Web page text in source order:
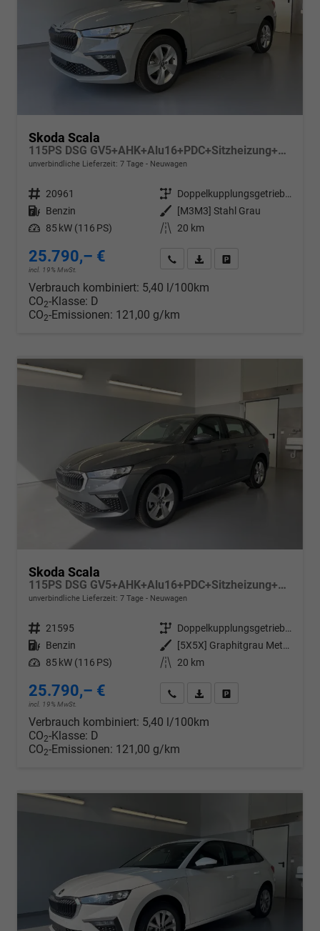
Skoda Scala
115PS DSG GV5+AHK+Alu16+PDC+Sitzheizung+App-Connect
unverbindliche Lieferzeit: 7 Tage Neuwagen
Fahrzeugnr. 20961 Getriebe
Doppelkupplungsgetriebe (DSG)
Kraftstoff Benzin Außenfarbe
[M3M3] Stahl Grau
Leistung 85 kW (116 PS) Kilometerstand 20 km
25.790,– €
incl. 19% MwSt.
Wir rufen Sie anPDF-Datei, Fahrzeugexposé
Verbrauch kombiniert: 5,40 l/100km
CO2-Klasse: D
CO2-Emissionen: 121,00 g/km
Skoda Scala
115PS DSG GV5+AHK+Alu16+PDC+Sitzheizung+App-Connect
unverbindliche Lieferzeit: 7 Tage Neuwagen
Fahrzeugnr. 21595 Getriebe
Doppelkupplungsgetriebe (DSG)
Kraftstoff Benzin Außenfarbe
[5X5X] Graphitgrau Metallic
Leistung 85 kW (116 PS) Kilometerstand 20 km
25.790,– €
incl. 19% MwSt.
Wir rufen Sie anPDF-Datei, Fahrzeugexposé
Verbrauch kombiniert: 5,40 l/100km
CO2-Klasse: D
CO2-Emissionen: 121,00 g/km